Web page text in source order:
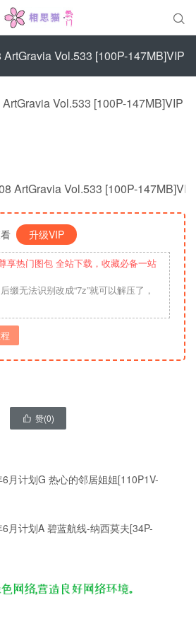

Vol.533 [100P-147MB]VIP
Vol.533 [100P-147MB]VIP
升级VIP
享热门图包 全站下载，收藏必备一站
缀无法识别改成“7z”就可以解压了，
 赞(0)
月计划G 热心的邻居姐姐[110P1V-
月计划A 碧蓝航线-纳西莫夫[34P-